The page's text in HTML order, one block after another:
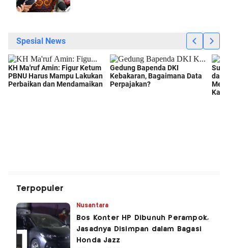
Terpopuler
Nusantara
Bos Konter HP Dibunuh Perampok,
Jasadnya Disimpan dalam Bagasi
Honda Jazz